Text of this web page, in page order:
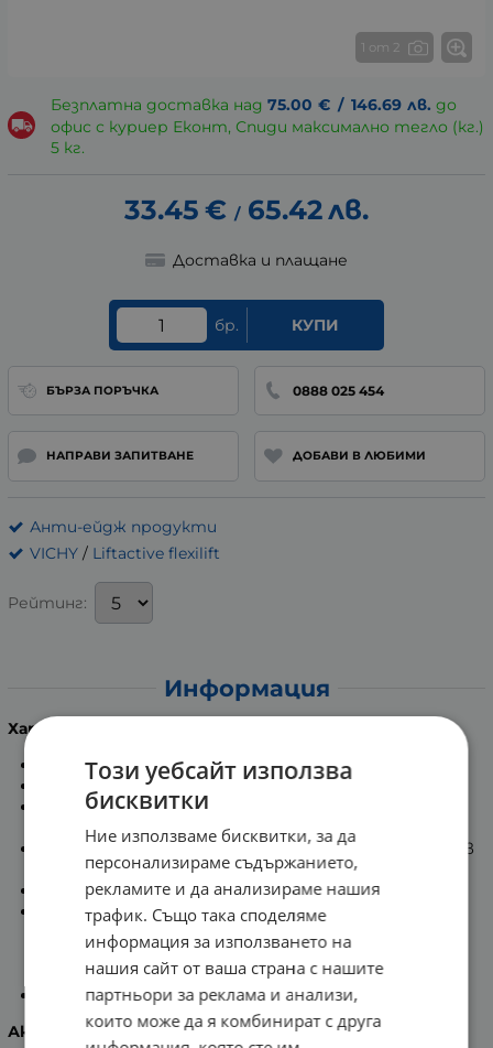
1 от 2
Безплатна доставка над 75.00 € / 146.69 лв. до
офис с куриер Еконт, Спиди максимално тегло (кг.)
5 кг.
33.45 € / 65.42лв.
Доставка и плащане
бр. КУПИ
БЪРЗА ПОРЪЧКА 0888 025 454
НАПРАВИ ЗАПИТВАНЕ ДОБАВИ В ЛЮБИМИ
Анти-ейдж продукти
VICHY / Liftactive flexilift
Рейтинг:
Информация
Характеристики:
Грижа за кожата и иновативен макиаж.
С доказан лифтинг ефект.
За жени на 30-55 години с фини линии или дълбоки
бръчки.
Обогатен с восъчни микрочастици, разпръснати в
силиконова база.
Collagyl- активна противостарееща съставка.
Маслата в силиконовата база се изпаряват
постепенно, което позволява да се нанася по-
прецизно и пигментите не се натрупват по
бръчките.
Некомедоногенен и хипоалергенен.
Активни съставки:
Този уебсайт използва
бисквитки
Ние използваме бисквитки, за да
персонализираме съдържанието,
рекламите и да анализираме нашия
трафик. Също така споделяме
информация за използването на
нашия сайт от ваша страна с нашите
партньори за реклама и анализи,
които може да я комбинират с друга